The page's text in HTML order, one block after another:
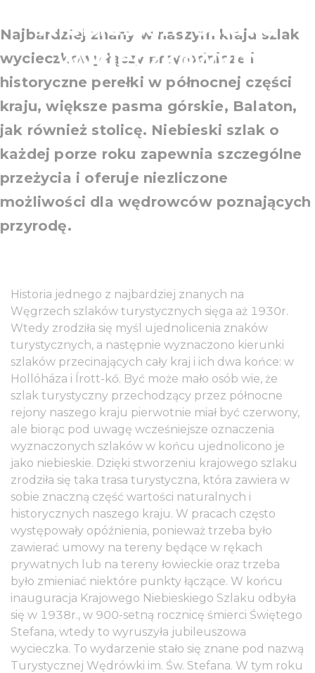
Niebieskim szlaku
wycieczkowym
Najbardziej znany w naszym kraju szlak
wycieczkowy łączy przyrodnicze i
historyczne perełki w północnej części
kraju, większe pasma górskie, Balaton,
jak również stolicę. Niebieski szlak o
każdej porze roku zapewnia szczególne
przeżycia i oferuje niezliczone
możliwości dla wędrowców poznających
przyrodę.
Historia jednego z najbardziej znanych na
Węgrzech szlaków turystycznych sięga aż 1930r.
Wtedy zrodziła się myśl ujednolicenia znaków
turystycznych, a następnie wyznaczono kierunki
szlaków przecinających cały kraj i ich dwa końce: w
Hollóháza i Írott-kő. Być może mało osób wie, że
szlak turystyczny przechodzący przez północne
rejony naszego kraju pierwotnie miał być czerwony,
ale biorąc pod uwagę wcześniejsze oznaczenia
wyznaczonych szlaków w końcu ujednolicono je
jako niebieskie. Dzięki stworzeniu krajowego szlaku
zrodziła się taka trasa turystyczna, która zawiera w
sobie znaczną część wartości naturalnych i
historycznych naszego kraju. W pracach często
występowały opóźnienia, ponieważ trzeba było
zawierać umowy na tereny będące w rękach
prywatnych lub na tereny łowieckie oraz trzeba
było zmieniać niektóre punkty łączące. W końcu
inauguracja Krajowego Niebieskiego Szlaku odbyła
się w 1938r., w 900-setną rocznicę śmierci Świętego
Stefana, wtedy to wyruszyła jubileuszowa
wycieczka. To wydarzenie stało się znane pod nazwą
Turystycznej Wędrówki im. Św. Stefana. W tym roku